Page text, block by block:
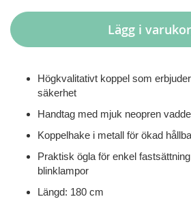
Lägg i
Högkvalitativt koppel som
säkerhet
Handtag med mjuk neopren
Koppelhake i metall för ökad
Praktisk ögla för enkel
blinklampor
Längd: 180 cm